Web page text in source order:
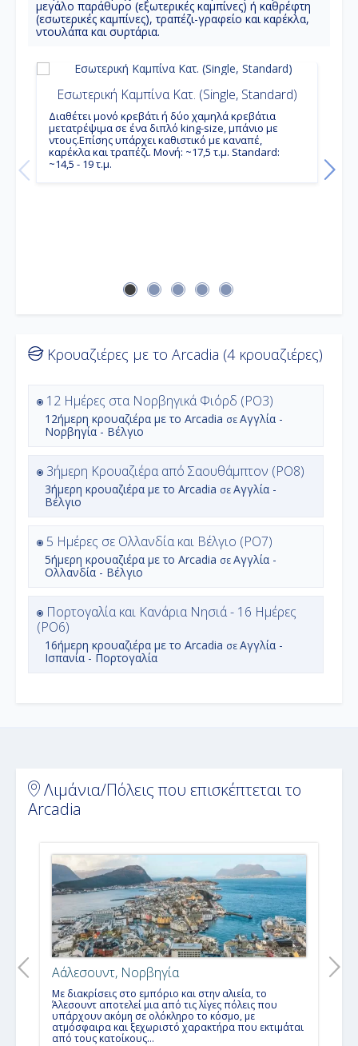
μεγάλο παράθυρο (εξωτερικές καμπίνες) ή καθρέφτη
(εσωτερικές καμπίνες), τραπέζι-γραφείο και καρέκλα,
ντουλάπα και συρτάρια.
Εσωτερική Καμπίνα Κατ. (Single, Standard)
Διαθέτει μονό κρεβάτι ή δύο χαμηλά κρεβάτια
μετατρέψιμα σε ένα διπλό king-size, μπάνιο με
ντους.Επίσης υπάρχει καθιστικό με καναπέ,
καρέκλα και τραπέζι. Μονή: ~17,5 τ.μ. Standard:
~14,5 - 19 τ.μ.
Κρουαζιέρες με το Arcadia (4 κρουαζιέρες)
12 Ημέρες στα Νορβηγικά Φιόρδ (PO3)
12ήμερη κρουαζιέρα με το Arcadia σεΑγγλία -
Νορβηγία - Βέλγιο
3ήμερη Κρουαζιέρα από Σαουθάμπτον (PO8)
3ήμερη κρουαζιέρα με το Arcadia σεΑγγλία -
Βέλγιο
5 Ημέρες σε Ολλανδία και Βέλγιο (PO7)
5ήμερη κρουαζιέρα με το Arcadia σεΑγγλία -
Ολλανδία - Βέλγιο
Πορτογαλία και Κανάρια Νησιά - 16 Ημέρες
(PO6)
16ήμερη κρουαζιέρα με το Arcadia σεΑγγλία -
Ισπανία - Πορτογαλία
Λιμάνια/Πόλεις που επισκέπτεται το
Arcadia
Αάλεσουντ, Νορβηγία
Με διακρίσεις στο εμπόριο και στην αλιεία, το
Άλεσουντ αποτελεί μια από τις λίγες πόλεις που
υπάρχουν ακόμη σε ολόκληρο το κόσμο, με
ατμόσφαιρα και ξεχωριστό χαρακτήρα που εκτιμάται
από τους κατοίκους...